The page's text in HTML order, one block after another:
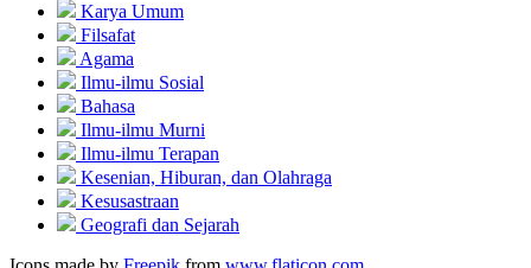
Karya Umum
Filsafat
Agama
Ilmu-ilmu Sosial
Bahasa
Ilmu-ilmu Murni
Ilmu-ilmu Terapan
Kesenian, Hiburan, dan Olahraga
Kesusastraan
Geografi dan Sejarah